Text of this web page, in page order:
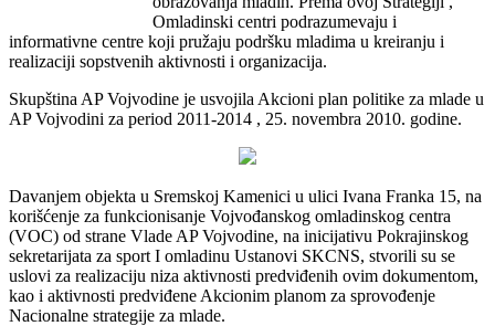
Omladinski centri podrazumevaju i
informativne centre koji pružaju podršku mladima u kreiranju i
realizaciji sopstvenih aktivnosti i organizacija.
Skupština AP Vojvodine je usvojila Akcioni plan politike za mlade u
AP Vojvodini za period 2011-2014 , 25. novembra 2010. godine.
Davanjem objekta u Sremskoj Kamenici u ulici Ivana Franka 15, na
korišćenje za funkcionisanje Vojvođanskog omladinskog centra
(VOC) od strane Vlade AP Vojvodine, na inicijativu Pokrajinskog
sekretarijata za sport I omladinu Ustanovi SKCNS, stvorili su se
uslovi za realizaciju niza aktivnosti predviđenih ovim dokumentom,
kao i aktivnosti predviđene Akcionim planom za sprovođenje
Nacionalne strategije za mlade.